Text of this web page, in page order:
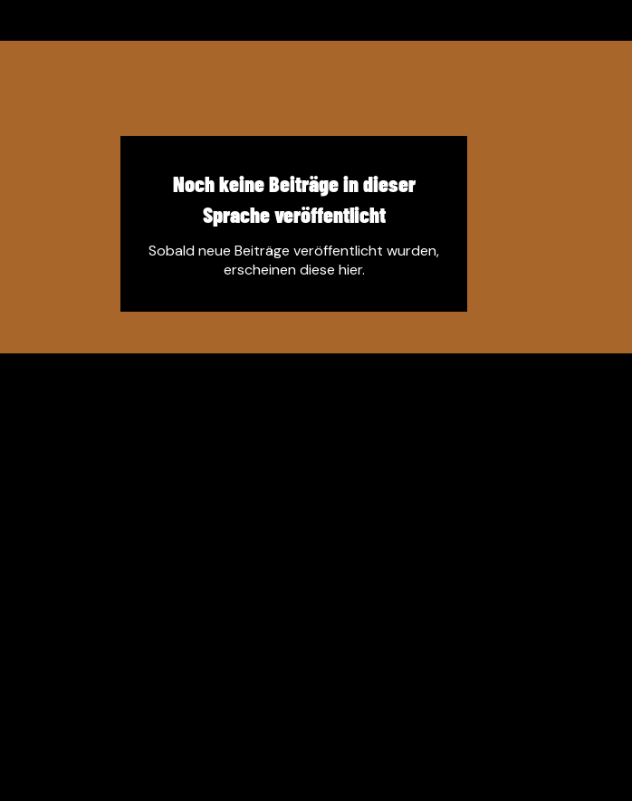
Noch keine Beiträge in dieser
Sprache veröffentlicht
Sobald neue Beiträge veröffentlicht wurden,
erscheinen diese hier.